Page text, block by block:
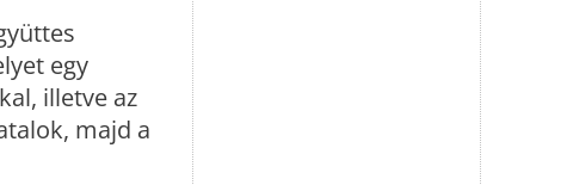
egy
illetve az
majd a